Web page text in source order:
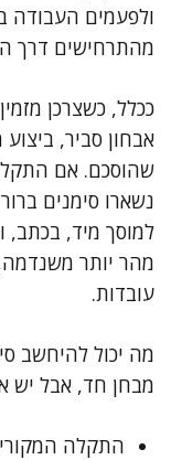
ולפעמים העבודה
מהתרחישים דרך
ככלל, כשצרכן
אבחון סביר,
שהוסכם. אם
נשארו סימנים
למוסך מיד, בכתב,
מהר יותר משנדמה,
עובדות.
מה יכול להיחשב
מבחן חד, אבל יש
התקלה